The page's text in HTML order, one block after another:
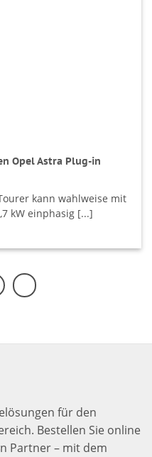
Opel Astra Plug-in
kann wahlweise mit
kW einphasig [...]
für den
Bestellen Sie online
Partner – mit dem